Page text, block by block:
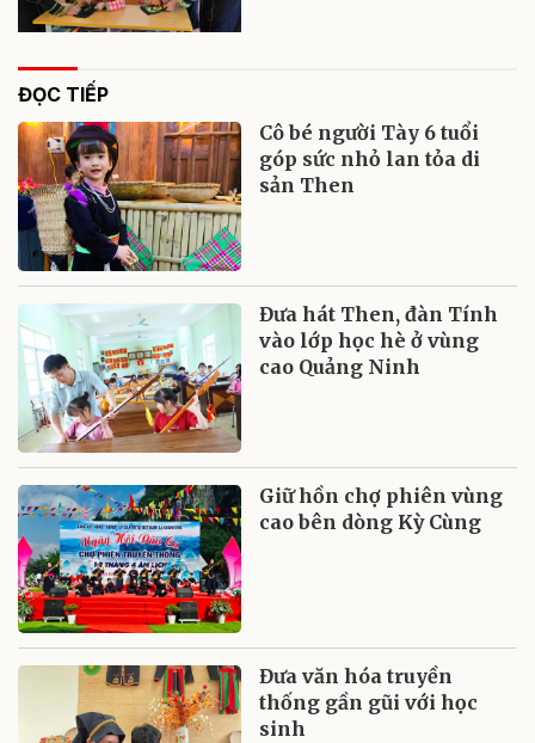
ĐỌC TIẾP
Cô bé người Tày 6 tuổi
góp sức nhỏ lan tỏa di
sản Then
Đưa hát Then, đàn Tính
vào lớp học hè ở vùng
cao Quảng Ninh
Giữ hồn chợ phiên vùng
cao bên dòng Kỳ Cùng
Đưa văn hóa truyền
thống gần gũi với học
sinh